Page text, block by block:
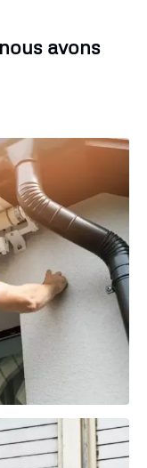
avons